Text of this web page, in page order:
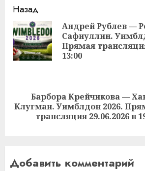
Продолжить
чтение
Назад
Андрей Рублев —
Сафиуллин.
Прямая
13:00
Следующая
запись:
Барбора Крейчикова —
Клугман. Уимблдон 2026.
трансляция 29.06.2026 в
Добавить комментарий